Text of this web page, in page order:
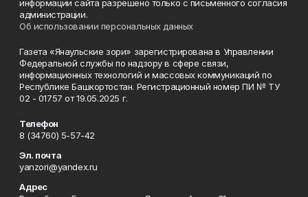
информации сайта разрешено только с письменного согласия
администрации.
Об использовании персональных данных
Газета «Янаульские зори» зарегистрирована в Управлении
Федеральной службы по надзору в сфере связи,
информационных технологий и массовых коммуникаций по
Республике Башкортостан. Регистрационный номер ПИ № ТУ
02 - 01757 от 19.05.2025 г.
Телефон
8 (34760) 5-57-42
Эл. почта
yanzori@yandex.ru
Адрес